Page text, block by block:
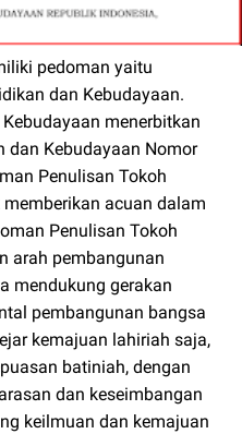
pedoman yaitu
dan Kebudayaan.
menerbitkan
dan Kebudayaan Nomor
Penulisan Tokoh
acuan dalam
Penulisan Tokoh
arah pembangunan
mendukung gerakan
pembangunan bangsa
kemajuan lahiriah saja,
batiniah, dengan
dan keseimbangan
keilmuan dan kemajuan